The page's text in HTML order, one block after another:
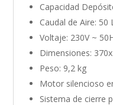
Capacidad
Caudal de Aire: 50
Voltaje: 230V ~
Dimensiones:
Peso: 9,2 kg
Motor silencioso
Sistema de cierre